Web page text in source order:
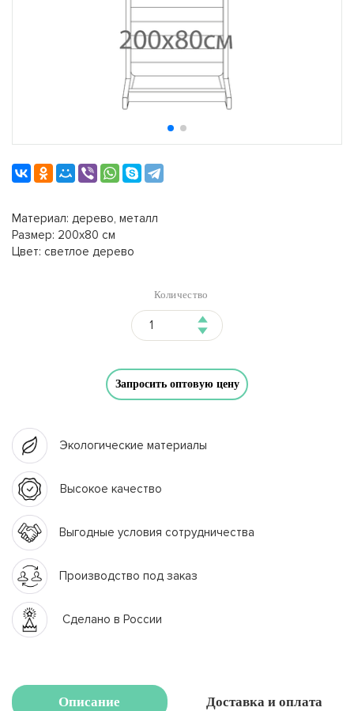
Материал: дерево, металл
Размер: 200х80 см
Цвет: светлое дерево
Количество
Запросить оптовую цену
Экологические материалы
Высокое качество
Выгодные условия сотрудничества
Производство под заказ
Сделано в России
Описание Доставка и оплата